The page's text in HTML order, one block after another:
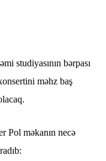
studiyasının bərpası
məhz baş
Pol məkanın necə